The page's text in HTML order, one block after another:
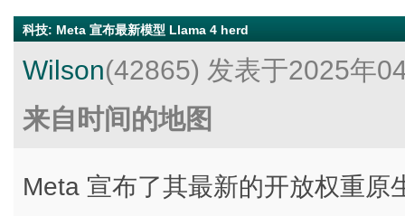
科技: Meta 宣布最新模型 Llama 4 herd
Wilson(42865) 发表于2025年
来自时间的地图
Meta 宣布了其最新的开放权重